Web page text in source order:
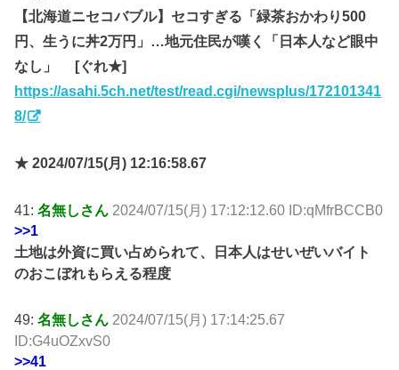
【北海道ニセコバブル】セコすぎる「緑茶おかわり500
円、生うに丼2万円」…地元住民が嘆く「日本人など眼中
なし」 [ぐれ★]
https://asahi.5ch.net/test/read.cgi/newsplus/172101341
8/
★ 2024/07/15(月) 12:16:58.67
41:名無しさん 2024/07/15(月) 17:12:12.60 ID:qMfrBCCB0
>>1
土地は外資に買い占められて、日本人はせいぜいバイト
のおこぼれもらえる程度
49:名無しさん 2024/07/15(月) 17:14:25.67
ID:G4uOZxvS0
>>41